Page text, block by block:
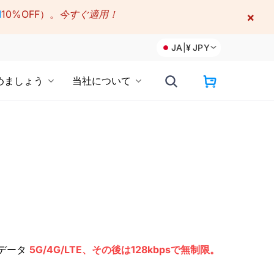
10%OFF）。 今すぐ適用！ ×
JA |¥JPY
ましょう 当社について
ータ 5G/4G/LTE、その後は128kbpsで無制限。